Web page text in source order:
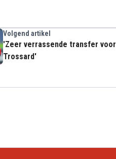
Volgend artikel
'Zeer verrassende transfer voor
Trossard'